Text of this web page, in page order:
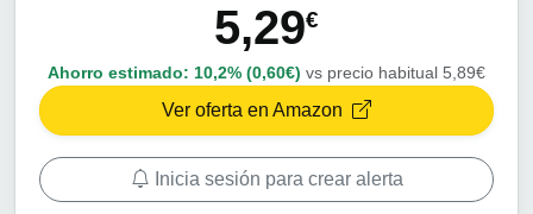
5,29€
Ahorro estimado: 10,2% (0,60€) vs precio habitual 5,89€
Ver oferta en Amazon
Inicia sesión para crear alerta